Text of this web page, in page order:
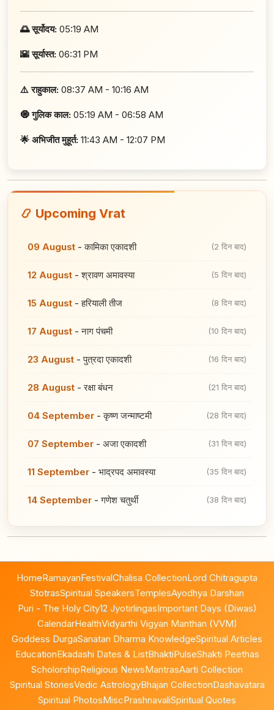
🌅 सूर्योदय: 05:19 AM
🌇 सूर्यास्त: 06:31 PM
⚠️ राहुकाल: 08:37 AM - 10:16 AM
🧿 गुलिक काल: 05:19 AM - 06:58 AM
🌟 अभिजीत मुहूर्त: 11:43 AM - 12:07 PM
📿 Upcoming Vrat
09 August -कामिका एकादशी (2 दिन बाद)
12 August -श्रावण अमावस्या (5 दिन बाद)
15 August -हरियाली तीज (8 दिन बाद)
17 August -नाग पंचमी (10 दिन बाद)
23 August -पुत्रदा एकादशी (16 दिन बाद)
28 August -रक्षा बंधन (21 दिन बाद)
04 September -कृष्ण जन्माष्टमी (28 दिन बाद)
07 September - अजा एकादशी (31 दिन बाद)
11 September - भाद्रपद अमावस्या (35 दिन बाद)
14 September -गणेश चतुर्थी (38 दिन बाद)
HomeRamayanFestivalChalisa CollectionLord Chitragupta
StotrasSpiritual SpeakersTemplesAyodhya Darshan
Puri - The Holy City12 JyotirlingasImportant Days (Diwas)
CalendarHealthVidyarthi Vigyan Manthan (VVM)
Goddess DurgaSanatan Dharma KnowledgeSpiritual Articles
EducationEkadashi Dates & ListBhaktiPulseShakti Peethas
ScholorshipReligious NewsMantrasAarti Collection
Spiritual StoriesVedic AstrologyBhajan CollectionDashavatara
Spiritual PhotosMiscPrashnavaliSpiritual Quotes